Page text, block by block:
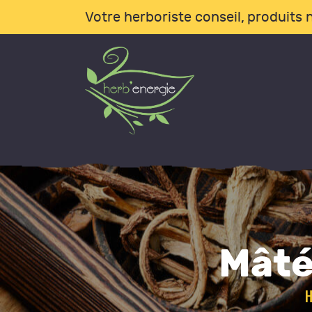
Votre herboriste conseil, produits